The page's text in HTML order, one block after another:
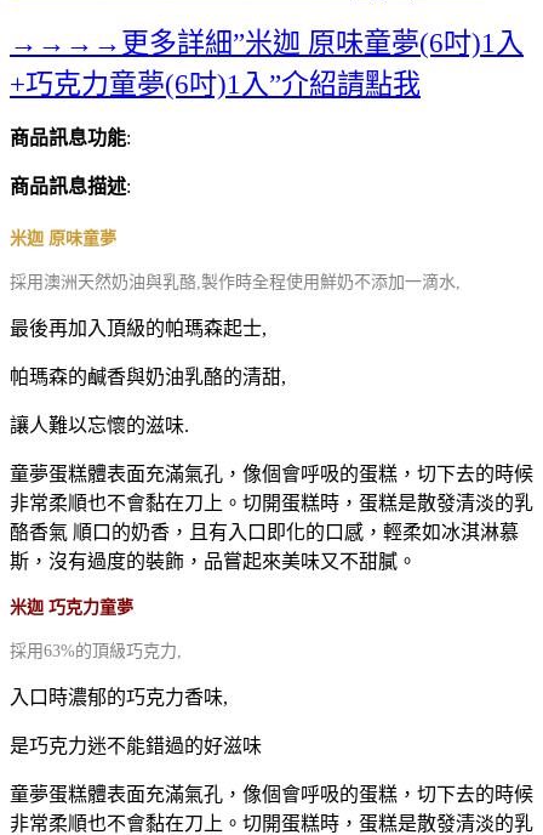
→→→→更多詳細”米迦 原味童夢(6吋)1入
+巧克力童夢(6吋)1入”介紹請點我
商品訊息功能:
商品訊息描述:
米迦 原味童夢
採用澳洲天然奶油與乳酪,製作時全程使用鮮奶不添加一滴水,
最後再加入頂級的帕瑪森起士,
帕瑪森的鹹香與奶油乳酪的清甜,
讓人難以忘懷的滋味.
童夢蛋糕體表面充滿氣孔，像個會呼吸的蛋糕，切下去的時候
非常柔順也不會黏在刀上。切開蛋糕時，蛋糕是散發清淡的乳
酪香氣 順口的奶香，且有入口即化的口感，輕柔如冰淇淋慕
斯，沒有過度的裝飾，品嘗起來美味又不甜膩。
米迦 巧克力童夢
採用63%的頂級巧克力,
入口時濃郁的巧克力香味,
是巧克力迷不能錯過的好滋味
童夢蛋糕體表面充滿氣孔，像個會呼吸的蛋糕，切下去的時候
非常柔順也不會黏在刀上。切開蛋糕時，蛋糕是散發清淡的乳